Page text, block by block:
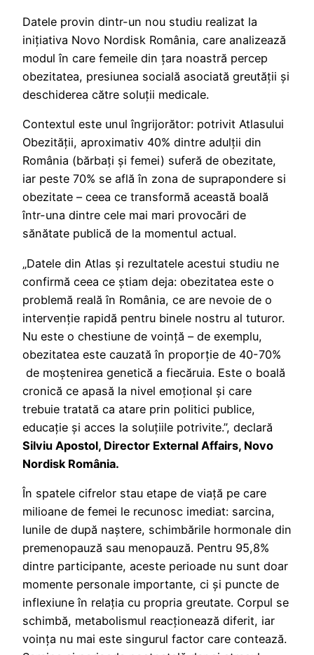
Datele provin dintr-un nou studiu realizat la
inițiativa Novo Nordisk România, care analizează
modul în care femeile din țara noastră percep
obezitatea, presiunea socială asociată greutății și
deschiderea către soluții medicale.
Contextul este unul îngrijorător: potrivit Atlasului
Obezității, aproximativ 40% dintre adulții din
România (bărbați și femei) suferă de obezitate,
iar peste 70% se află în zona de suprapondere si
obezitate – ceea ce transformă această boală
într-una dintre cele mai mari provocări de
sănătate publică de la momentul actual.
„Datele din Atlas și rezultatele acestui studiu ne
confirmă ceea ce știam deja: obezitatea este o
problemă reală în România, ce are nevoie de o
intervenție rapidă pentru binele nostru al tuturor.
Nu este o chestiune de voință – de exemplu,
obezitatea este cauzată în proporție de 40-70%
de moștenirea genetică a fiecăruia. Este o boală
cronică ce apasă la nivel emoțional și care
trebuie tratată ca atare prin politici publice,
educație și acces la soluțiile potrivite.”, declară
Silviu Apostol, Director External Affairs, Novo
Nordisk România.
În spatele cifrelor stau etape de viață pe care
milioane de femei le recunosc imediat: sarcina,
lunile de după naștere, schimbările hormonale din
premenopauză sau menopauză. Pentru 95,8%
dintre participante, aceste perioade nu sunt doar
momente personale importante, ci și puncte de
inflexiune în relația cu propria greutate. Corpul se
schimbă, metabolismul reacționează diferit, iar
voința nu mai este singurul factor care contează.